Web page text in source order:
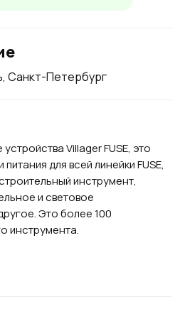
Санкт-Петербург
Villager FUSE, это
для всей линейки FUSE,
инструмент,
и световое
Это более 100
инструмента.